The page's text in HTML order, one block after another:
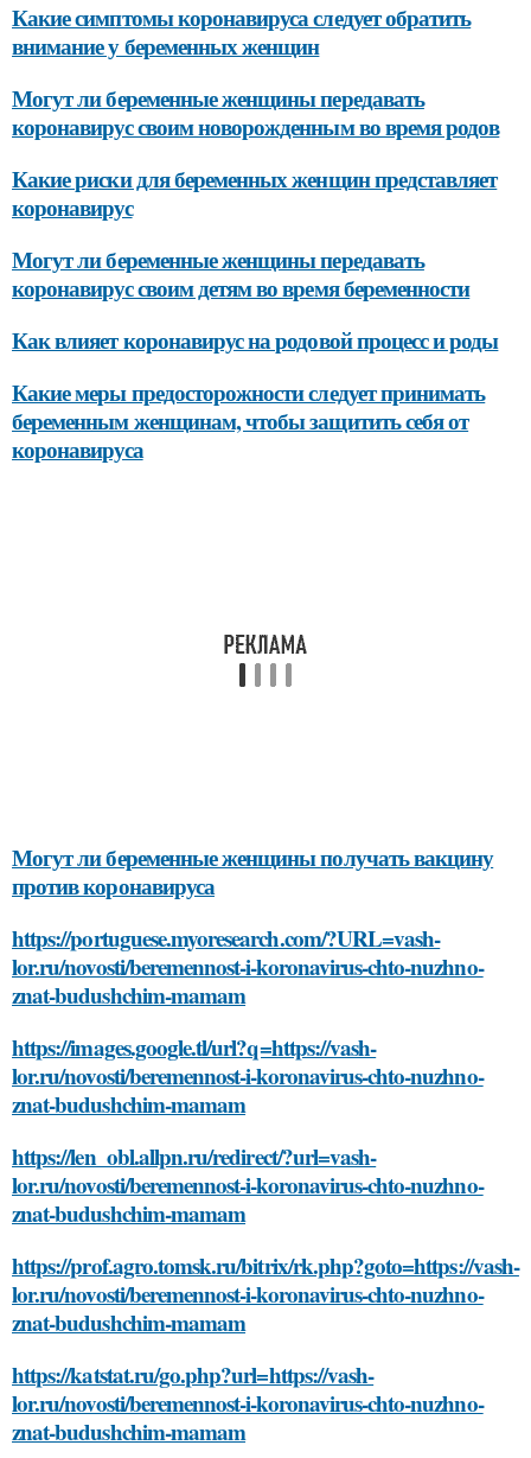
Какие симптомы коронавируса следует обратить
внимание у беременных женщин
Могут ли беременные женщины передавать
коронавирус своим новорожденным во время родов
Какие риски для беременных женщин представляет
коронавирус
Могут ли беременные женщины передавать
коронавирус своим детям во время беременности
Как влияет коронавирус на родовой процесс и роды
Какие меры предосторожности следует принимать
беременным женщинам, чтобы защитить себя от
коронавируса
Могут ли беременные женщины получать вакцину
против коронавируса
https://portuguese.myoresearch.com/?URL=vash-
lor.ru/novosti/beremennost-i-koronavirus-chto-nuzhno-
znat-budushchim-mamam
https://images.google.tl/url?q=https://vash-
lor.ru/novosti/beremennost-i-koronavirus-chto-nuzhno-
znat-budushchim-mamam
https://len_obl.allpn.ru/redirect/?url=vash-
lor.ru/novosti/beremennost-i-koronavirus-chto-nuzhno-
znat-budushchim-mamam
https://prof.agro.tomsk.ru/bitrix/rk.php?goto=https://vash-
lor.ru/novosti/beremennost-i-koronavirus-chto-nuzhno-
znat-budushchim-mamam
https://katstat.ru/go.php?url=https://vash-
lor.ru/novosti/beremennost-i-koronavirus-chto-nuzhno-
znat-budushchim-mamam